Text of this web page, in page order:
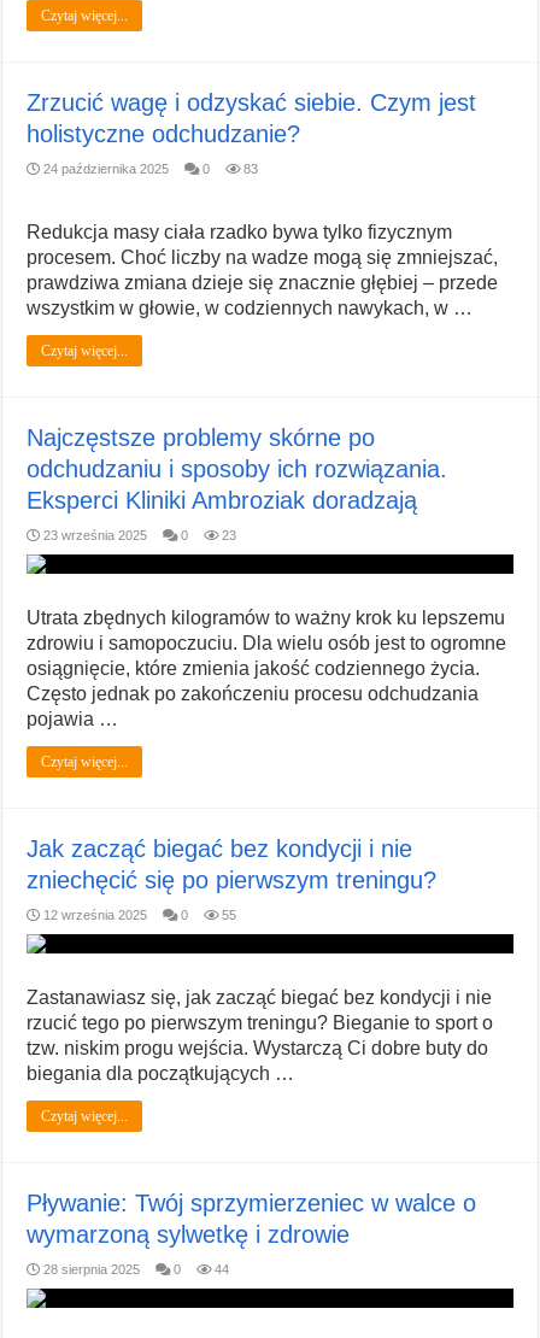
Czytaj więcej...
Zrzucić wagę i odzyskać siebie. Czym jest
holistyczne odchudzanie?
24 października 2025 0 83
Redukcja masy ciała rzadko bywa tylko fizycznym
procesem. Choć liczby na wadze mogą się zmniejszać,
prawdziwa zmiana dzieje się znacznie głębiej – przede
wszystkim w głowie, w codziennych nawykach, w …
Czytaj więcej...
Najczęstsze problemy skórne po
odchudzaniu i sposoby ich rozwiązania.
Eksperci Kliniki Ambroziak doradzają
23 września 2025 0 23
Utrata zbędnych kilogramów to ważny krok ku lepszemu
zdrowiu i samopoczuciu. Dla wielu osób jest to ogromne
osiągnięcie, które zmienia jakość codziennego życia.
Często jednak po zakończeniu procesu odchudzania
pojawia …
Czytaj więcej...
Jak zacząć biegać bez kondycji i nie
zniechęcić się po pierwszym treningu?
12 września 2025 0 55
Zastanawiasz się, jak zacząć biegać bez kondycji i nie
rzucić tego po pierwszym treningu? Bieganie to sport o
tzw. niskim progu wejścia. Wystarczą Ci dobre buty do
biegania dla początkujących …
Czytaj więcej...
Pływanie: Twój sprzymierzeniec w walce o
wymarzoną sylwetkę i zdrowie
28 sierpnia 2025 0 44